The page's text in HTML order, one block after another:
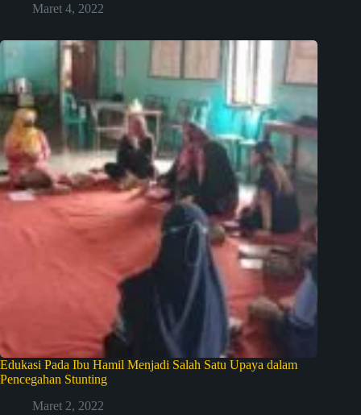
Maret 4, 2022
Edukasi Pada Ibu Hamil Menjadi Salah Satu Upaya dalam
Pencegahan Stunting
Maret 2, 2022